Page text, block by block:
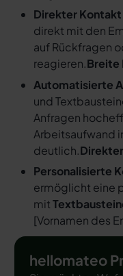
Direkter
direkt mit den
auf Rückfragen
reagieren.Breite
Automatisierte
und
Anfragen
Arbeitsaufwand
deutlich.
Personalisierte
ermöglicht eine
mit
[Vornamen des
hellomateo